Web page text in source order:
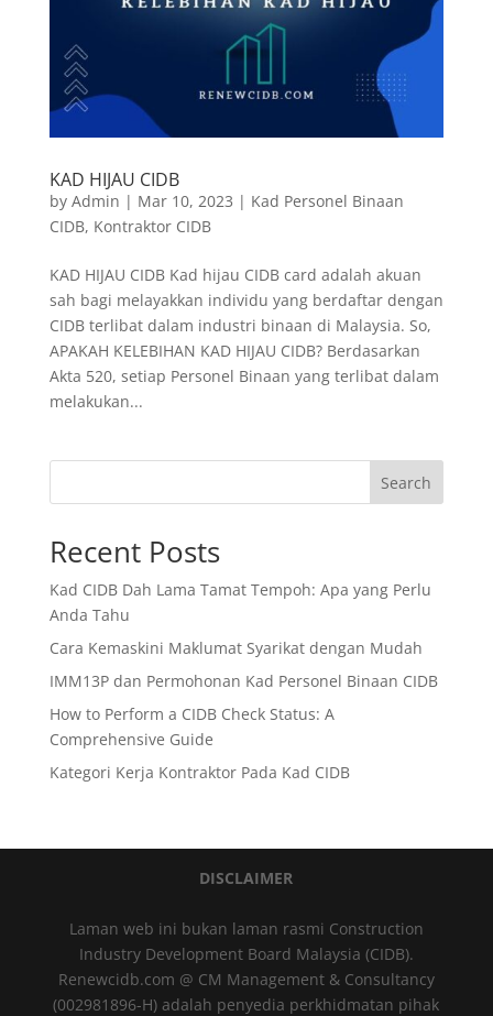
KAD HIJAU CIDB
by Admin | Mar 10, 2023 | Kad Personel Binaan
CIDB, Kontraktor CIDB
KAD HIJAU CIDB Kad hijau CIDB card adalah akuan
sah bagi melayakkan individu yang berdaftar dengan
CIDB terlibat dalam industri binaan di Malaysia. So,
APAKAH KELEBIHAN KAD HIJAU CIDB? Berdasarkan
Akta 520, setiap Personel Binaan yang terlibat dalam
melakukan...
Search
Recent Posts
Kad CIDB Dah Lama Tamat Tempoh: Apa yang Perlu
Anda Tahu
Cara Kemaskini Maklumat Syarikat dengan Mudah
IMM13P dan Permohonan Kad Personel Binaan CIDB
How to Perform a CIDB Check Status: A
Comprehensive Guide
Kategori Kerja Kontraktor Pada Kad CIDB
DISCLAIMER
Laman web ini bukan laman rasmi Construction
Industry Development Board Malaysia (CIDB).
Renewcidb.com @ CM Management & Consultancy
(002981896-H) adalah penyedia perkhidmatan pihak